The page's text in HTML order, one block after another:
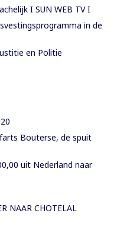
I SUN WEB TV I
in de
en Politie
Bouterse, de spuit
uit Nederland naar
NAAR CHOTELAL